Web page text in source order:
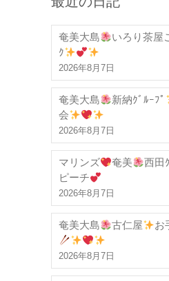
奄美大島 いろり茶屋
ｸ
2026年8月7日
奄美大島 新納ｸﾞﾙｰﾌﾟ
会
2026年8月7日
マリンズ 奄美 西田
ピーチ
2026年8月7日
奄美大島 古仁屋 お
2026年8月7日